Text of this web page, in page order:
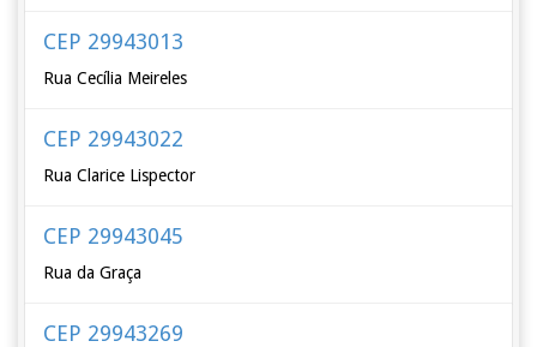
CEP 29943013
Rua Cecília Meireles
CEP 29943022
Rua Clarice Lispector
CEP 29943045
Rua da Graça
CEP 29943269